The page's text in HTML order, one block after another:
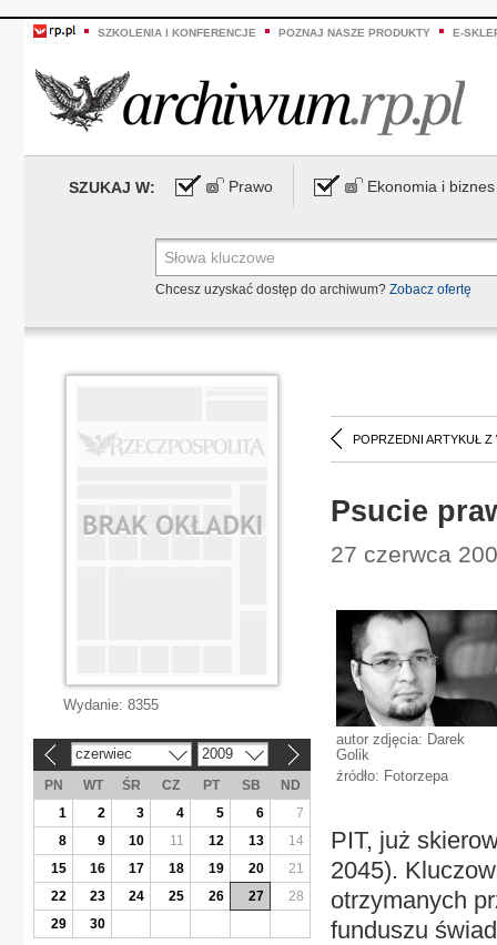
SZKOLENIA I KONFERENCJE POZNAJ NASZE PRODUKTY E-
SZUKAJ W: Prawo Ekonomia i biznes
Chcesz uzyskać dostęp do archiwum? Zobacz ofertę
POPRZEDNI ARTYKUŁ Z
Psucie
27 czerwca
autor zdjęcia: Darek
Golik
źródło: Fotorzepa
PIT, już
2045).
otrzymanych
funduszu
Wydanie: 8355
czerwiec 2009
PN WT ŚR CZ PT SB
ND
1
2 3 4 5 6
7
8
9 10 11 12 13
14
15
16 17 18 19 20
21
22
23 24 25 26 27
28
29
30